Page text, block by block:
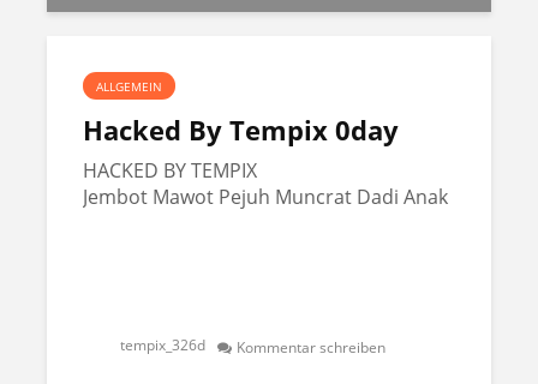
ALLGEMEIN
Hacked By Tempix 0day
HACKED BY TEMPIX
Jembot Mawot Pejuh Muncrat Dadi Anak
tempix_326d Kommentar schreiben